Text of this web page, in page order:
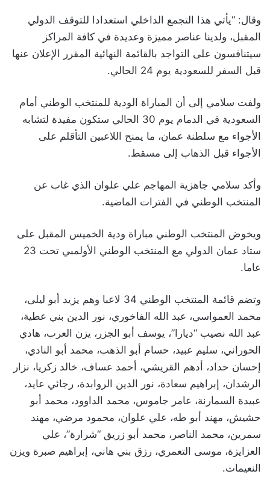
وقال: “يأتي هذا التجمع الداخلي استعدادا للتوقف الدولي
المقبل، ولدينا عناصر مميزة وعديدة في كافة المراكز
سيتنافسون على التواجد بالقائمة النهائية المقرر الإعلان عنها
قبل السفر للسعودية يوم 24 الحالي.
ولفت سلامي إلى أن المباراة الودية للمنتخب الوطني أمام
السعودية في الدمام يوم 30 الحالي ستكون مفيدة لتشابه
الأجواء مع سلطنة عمان، ما يمنح اللاعبين التأقلم على
الأجواء قبل الذهاب إلى مسقط.
وأكد سلامي جاهزية المهاجم علي علوان الذي غاب عن
المنتخب الوطني في الفترات الماضية.
ويخوض المنتخب الوطني مباراة ودية الخميس المقبل على
ستاد عمان الدولي مع المنتخب الوطني الأولمبي تحت 23
عاما.
وتضم قائمة المنتخب الوطني 34 لاعبا وهم يزيد أبو ليلى،
محمد العمواسي، عبد الله الفاخوري، نور الدين بني عطية،
عبد الله نصيب “ديارا”، يوسف أبو الجزر، يزن العرب، هادي
الحوراني، سليم عبيد، حسام أبو الذهب، محمد أبو النادي،
إحسان حداد، أدهم القريشي، أحمد عساف، خالد زكريا، نزار
الرشدان، إبراهيم سعادة، نور الدين الروابدة، رجائي عايد،
عبيدة السمارنة، عامر جاموس، محمد الداوود، محمد أبو
حشيش، مهند أبو طه، علي علوان، محمود مرضي، مهند
سمرين، محمد الناصر، محمد أبو زريق “شرارة”، علي
العزايزة، موسى التعمري، رزق بني هاني، إبراهيم صبرة ويزن
النعيمات.